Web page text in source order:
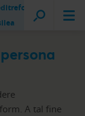
A tal fine